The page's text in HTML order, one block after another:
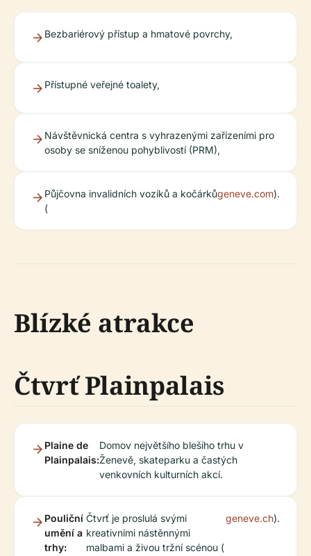
Bezbariérový přístup a hmatové povrchy,
Přístupné veřejné toalety,
Návštěvnická centra s vyhrazenými zařízeními pro
osoby se sníženou pohyblivostí (PRM),
Půjčovna invalidních vozíků a kočárků
(
geneve.com).
Blízké atrakce
Čtvrť Plainpalais
Plaine de
Plainpalais:
Domov největšího blešího trhu v
Ženevě, skateparku a častých
venkovních kulturních akcí.
Pouliční
umění a
trhy:
Čtvrť je proslulá svými
kreativními nástěnnými
malbami a živou tržní scénou (
geneve.ch).